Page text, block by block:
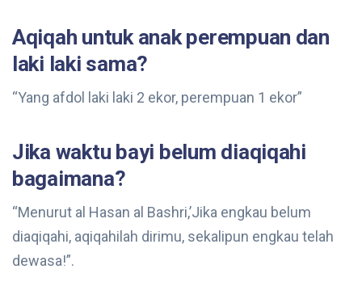
Aqiqah untuk anak perempuan dan
laki laki sama?
“Yang afdol laki laki 2 ekor, perempuan 1 ekor”
Jika waktu bayi belum diaqiqahi
bagaimana?
“Menurut al Hasan al Bashri,’Jika engkau belum
diaqiqahi, aqiqahilah dirimu, sekalipun engkau telah
dewasa!”.